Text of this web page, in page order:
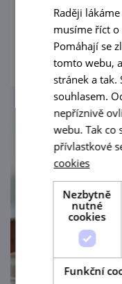
výrobků z
Raději
musíme říct o
Pomáhají se
tomto webu,
stránek a tak.
souhlasem.
nepříznivě
webu. Tak co
přívlastkové
cookies
Nezbytně
nutné
cookies
Funkční